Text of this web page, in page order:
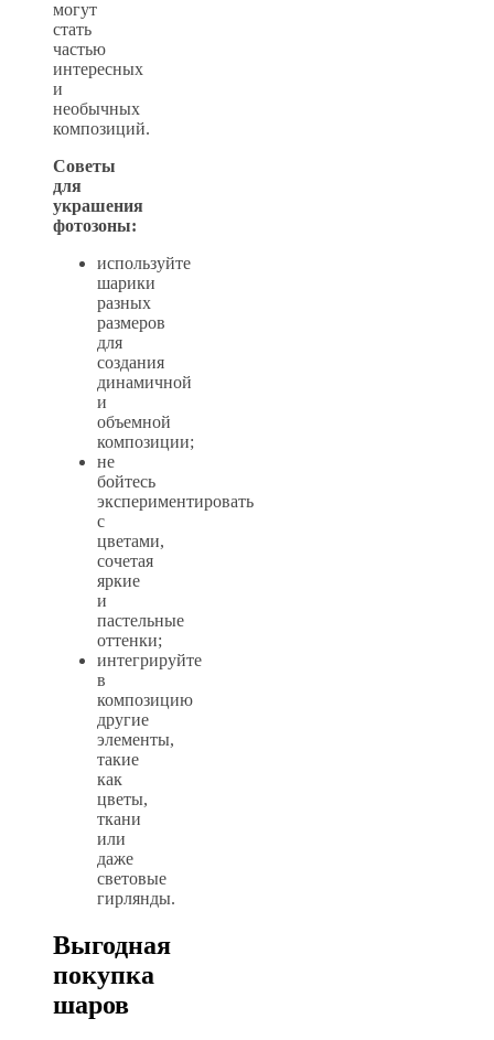
могут
стать
частью
интересных
и
необычных
композиций.
Советы
для
украшения
фотозоны:
используйте
шарики
разных
размеров
для
создания
динамичной
и
объемной
композиции;
не
бойтесь
экспериментировать
с
цветами,
сочетая
яркие
и
пастельные
оттенки;
интегрируйте
в
композицию
другие
элементы,
такие
как
цветы,
ткани
или
даже
световые
гирлянды.
Выгодная
покупка
шаров